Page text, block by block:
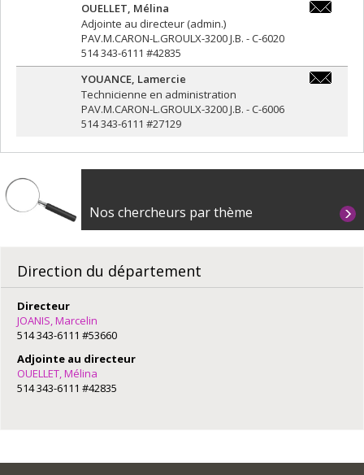
OUELLET, Mélina
Adjointe au directeur (admin.)
PAV.M.CARON-L.GROULX-3200 J.B. - C-6020
514 343-6111 #42835
YOUANCE, Lamercie
Technicienne en administration
PAV.M.CARON-L.GROULX-3200 J.B. - C-6006
514 343-6111 #27129
Nos chercheurs par thème
Direction du département
Directeur
JOANIS, Marcelin
514 343-6111 #53660
Adjointe au directeur
OUELLET, Mélina
514 343-6111 #42835